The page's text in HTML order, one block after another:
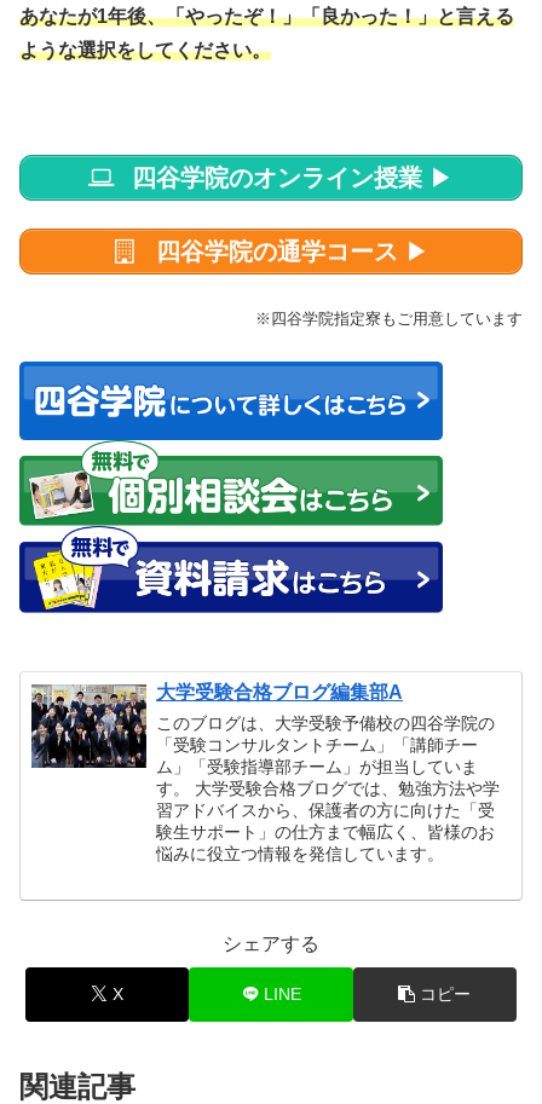
あなたが1年後、「やったぞ！」「良かった！」と言える
ような選択をしてください。
四谷学院のオンライン授業 ▶
四谷学院の通学コース ▶
※四谷学院指定寮もご用意しています
大学受験合格ブログ編集部A
このブログは、大学受験予備校の四谷学院の
「受験コンサルタントチーム」「講師チー
ム」「受験指導部チーム」が担当していま
す。 大学受験合格ブログでは、勉強方法や学
習アドバイスから、保護者の方に向けた「受
験生サポート」の仕方まで幅広く、皆様のお
悩みに役立つ情報を発信しています。
シェアする
X LINE コピー
関連記事